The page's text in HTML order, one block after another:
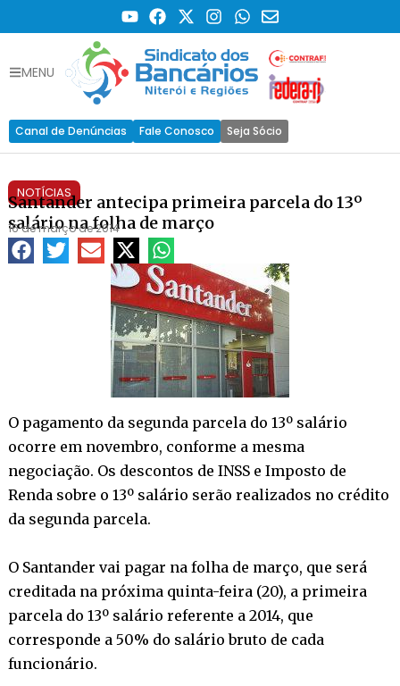
MENU
Canal de Denúncias Fale Conosco Seja Sócio
NOTÍCIAS
Santander antecipa primeira parcela do 13º
salário na folha de março
16 de março de 2014
O pagamento da segunda parcela do 13º salário
ocorre em novembro, conforme a mesma
negociação. Os descontos de INSS e Imposto de
Renda sobre o 13º salário serão realizados no crédito
da segunda parcela.
O Santander vai pagar na folha de março, que será
creditada na próxima quinta-feira (20), a primeira
parcela do 13º salário referente a 2014, que
corresponde a 50% do salário bruto de cada
funcionário.